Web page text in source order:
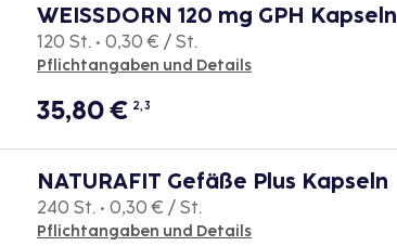
WEISSDORN 120 mg GPH Kapseln
120 St. • 0,30 € / St.
Pflichtangaben und Details
35,80€ 2, 3
NATURAFIT Gefäße Plus Kapseln
240 St. • 0,30 € / St.
Pflichtangaben und Details